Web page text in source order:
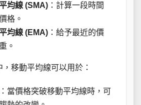
均線 (SMA) ：計算一段時間
格。
均線 (EMA) ：給予最近的價
。
移動平均線可以用於：
當價格突破移動平均線時，可